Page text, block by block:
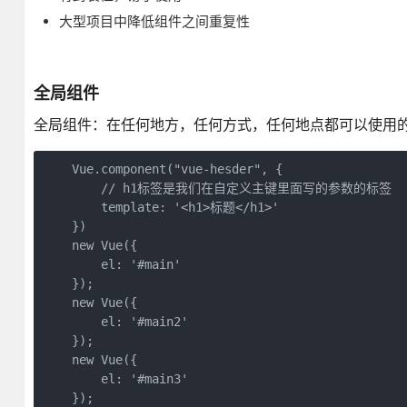
大型项目中降低组件之间重复性
全局组件
全局组件：在任何地方，任何方式，任何地点都可以使用
    Vue.component("vue-hesder", {
    })
    new Vue({
    });
    new Vue({
    });
    new Vue({
    });